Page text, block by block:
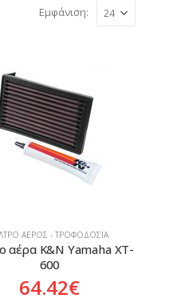
Εμφάνιση:
ΑΈΡΟΣ - ΤΡΟΦΟΔΟΣΊΑ
αέρα K&N Yamaha XT-
600
64.42€